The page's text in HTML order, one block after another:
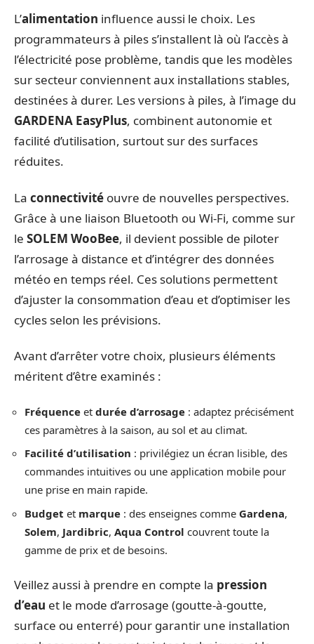
L’alimentation influence aussi le choix. Les
programmateurs à piles s’installent là où l’accès à
l’électricité pose problème, tandis que les modèles
sur secteur conviennent aux installations stables,
destinées à durer. Les versions à piles, à l’image du
GARDENA EasyPlus, combinent autonomie et
facilité d’utilisation, surtout sur des surfaces
réduites.
La connectivité ouvre de nouvelles perspectives.
Grâce à une liaison Bluetooth ou Wi-Fi, comme sur
le SOLEM WooBee, il devient possible de piloter
l’arrosage à distance et d’intégrer des données
météo en temps réel. Ces solutions permettent
d’ajuster la consommation d’eau et d’optimiser les
cycles selon les prévisions.
Avant d’arrêter votre choix, plusieurs éléments
méritent d’être examinés :
Fréquence et durée d’arrosage : adaptez précisément
ces paramètres à la saison, au sol et au climat.
Facilité d’utilisation : privilégiez un écran lisible, des
commandes intuitives ou une application mobile pour
une prise en main rapide.
Budget et marque : des enseignes comme Gardena,
Solem, Jardibric, Aqua Control couvrent toute la
gamme de prix et de besoins.
Veillez aussi à prendre en compte la pression
d’eau et le mode d’arrosage (goutte-à-goutte,
surface ou enterré) pour garantir une installation